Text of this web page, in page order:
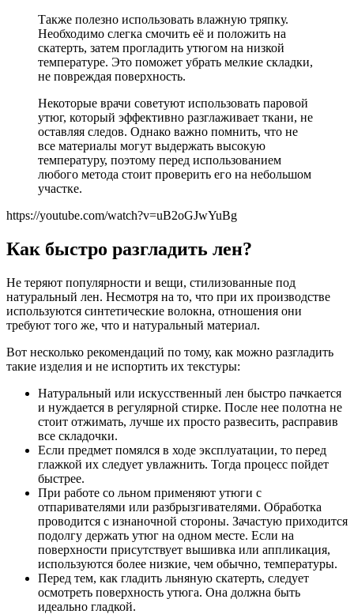
Также полезно использовать влажную тряпку.
Необходимо слегка смочить её и положить на
скатерть, затем прогладить утюгом на низкой
температуре. Это поможет убрать мелкие складки,
не повреждая поверхность.
Некоторые врачи советуют использовать паровой
утюг, который эффективно разглаживает ткани, не
оставляя следов. Однако важно помнить, что не
все материалы могут выдержать высокую
температуру, поэтому перед использованием
любого метода стоит проверить его на небольшом
участке.
https://youtube.com/watch?v=uB2oGJwYuBg
Как быстро разгладить лен?
Не теряют популярности и вещи, стилизованные под
натуральный лен. Несмотря на то, что при их производстве
используются синтетические волокна, отношения они
требуют того же, что и натуральный материал.
Вот несколько рекомендаций по тому, как можно разгладить
такие изделия и не испортить их текстуры:
Натуральный или искусственный лен быстро пачкается
и нуждается в регулярной стирке. После нее полотна не
стоит отжимать, лучше их просто развесить, расправив
все складочки.
Если предмет помялся в ходе эксплуатации, то перед
глажкой их следует увлажнить. Тогда процесс пойдет
быстрее.
При работе со льном применяют утюги с
отпаривателями или разбрызгивателями. Обработка
проводится с изнаночной стороны. Зачастую приходится
подолгу держать утюг на одном месте. Если на
поверхности присутствует вышивка или аппликация,
используются более низкие, чем обычно, температуры.
Перед тем, как гладить льняную скатерть, следует
осмотреть поверхность утюга. Она должна быть
идеально гладкой.